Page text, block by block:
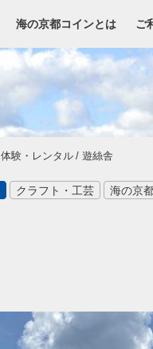
海の京都コインとは ご
体験・レンタル 遊絲舎
クラフト・工芸 海の京